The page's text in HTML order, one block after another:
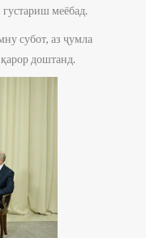
меёбад.
субот, аз ҷумла
доштанд.